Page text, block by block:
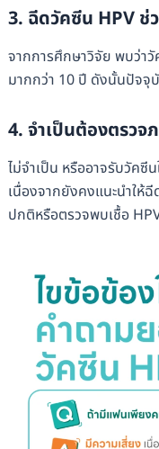
3. ฉีดวัคซีน HPV ช่
จากการศึกษาวิจัย พบว่า
มากกว่า 10 ปี ดังนั้นปัจจุ
4. จำเป็นต้องตรวจ
ไม่จำเป็น หรืออาจรับวัคซี
เนื่องจากยังคงแนะนำให้
ปกติหรือตรวจพบเชื้อ